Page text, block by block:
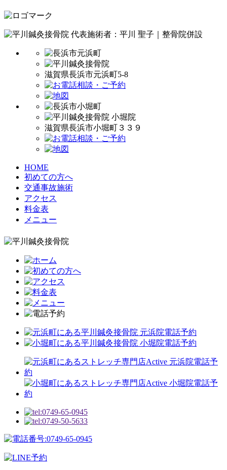
代表施術者：平川 聖子｜整骨院併設
滋賀県長浜市元浜町5-8
滋賀県長浜市小堀町３３９
HOME
初めての方へ
交通事故施術
アクセス
料金表
メニュー